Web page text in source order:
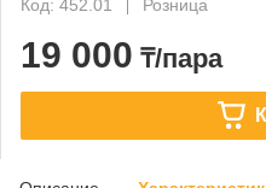
Код: 452.01
Розница
19 000 ₸/пара